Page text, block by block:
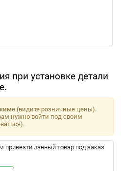
при установке детали
(видите розничные цены).
нужно войти под своим
данный товар под заказ.